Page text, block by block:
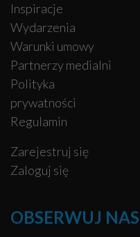
Inspiracje
Wydarzenia
Warunki umowy
Partnerzy medialni
Polityka
prywatności
Regulamin
Zarejestruj się
Zaloguj się
OBSERWUJ NAS